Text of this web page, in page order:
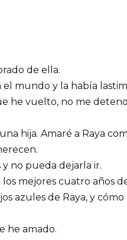
de ella.
el mundo y la había
he vuelto, no me
hija. Amaré a Raya
y no pueda dejarla ir.
mejores cuatro años
azules de Raya, y
he amado.